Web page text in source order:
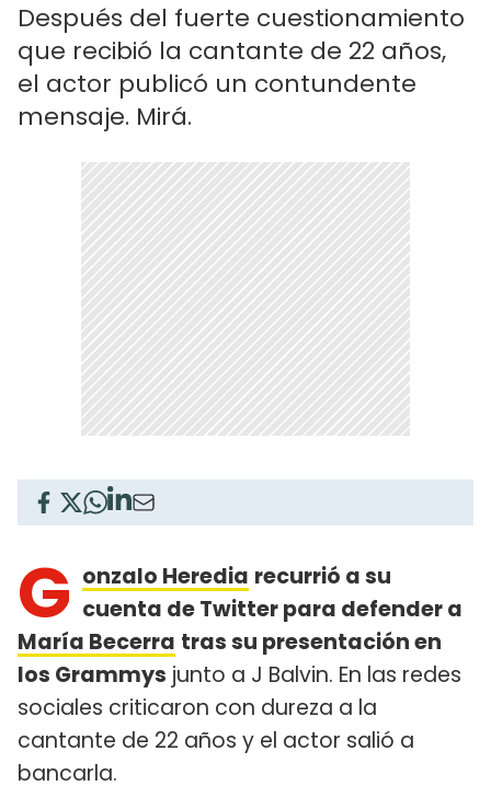
Después del fuerte cuestionamiento
que recibió la cantante de 22 años,
el actor publicó un contundente
mensaje. Mirá.
G onzalo Heredia recurrió a su
cuenta de Twitter para defender a
María Becerra tras su presentación en
los Grammys junto a J Balvin. En las redes
sociales criticaron con dureza a la
cantante de 22 años y el actor salió a
bancarla.